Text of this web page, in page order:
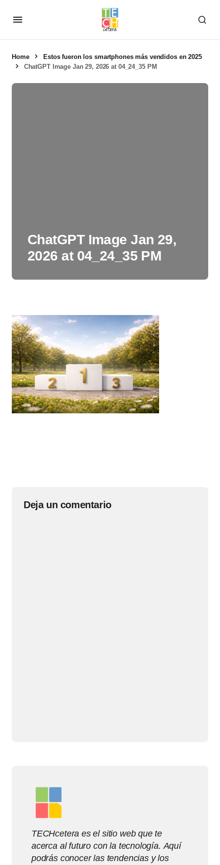
Home
Estos fueron los smartphones más vendidos en 2025
ChatGPT Image Jan 29, 2026 at 04_24_35 PM
ChatGPT Image Jan 29,
2026 at 04_24_35 PM
Deja un comentario
TECHcetera es el sitio web que te
acerca al futuro con la tecnología. Aquí
podrás conocer las tendencias y los